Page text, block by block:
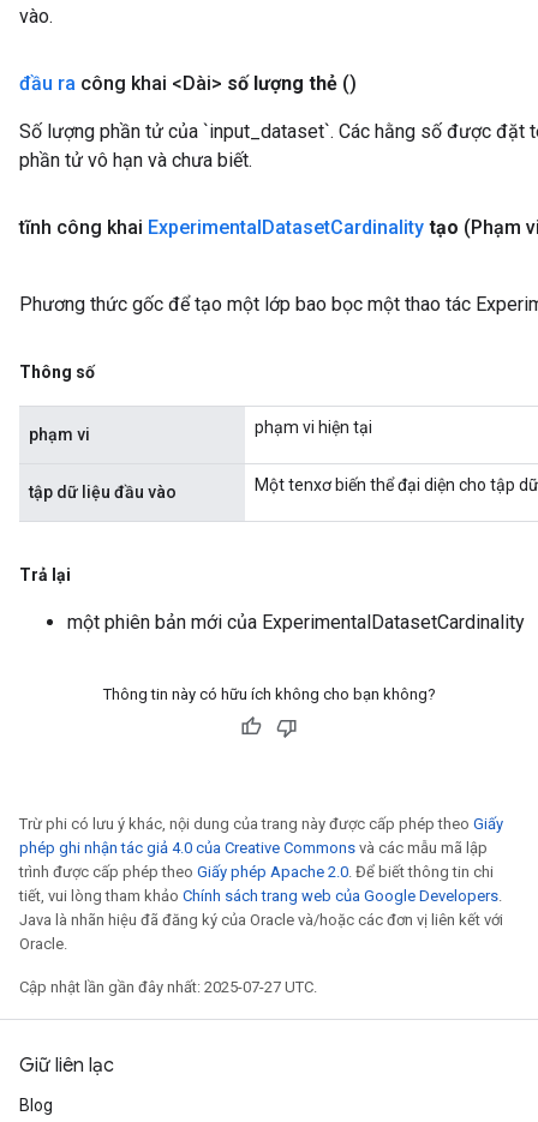
vào.
đầu ra công khai <Dài> số lượng thẻ ()
Số lượng phần tử của `input_dataset`. Các hằng số được
phần tử vô hạn và chưa biết.
tĩnh công khai ExperimentalDatasetCardinality tạo (Phạm
Phương thức gốc để tạo một lớp bao bọc một thao tác
Thông số
phạm vi phạm vi hiện tại
tập dữ liệu đầu vào Một tenxơ biến thể đại diện cho tập
Trả lại
một phiên bản mới của ExperimentalDatasetCardinality
Thông tin này có hữu ích không cho bạn không?
Trừ phi có lưu ý khác, nội dung của trang này được cấp phép theo Giấy
phép ghi nhận tác giả 4.0 của Creative Commons và các mẫu mã lập
trình được cấp phép theo Giấy phép Apache 2.0. Để biết thông tin chi
tiết, vui lòng tham khảo Chính sách trang web của Google Developers.
Java là nhãn hiệu đã đăng ký của Oracle và/hoặc các đơn vị liên kết với
Oracle.
Cập nhật lần gần đây nhất: 2025-07-27 UTC.
Giữ liên lạc
Blog